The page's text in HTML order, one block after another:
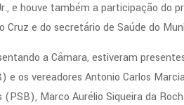
e houve também a participação do
Cruz e do secretário de Saúde do
a Câmara, estiveram
e os vereadores Antonio Carlos
(PSB), Marco Aurélio Siqueira da